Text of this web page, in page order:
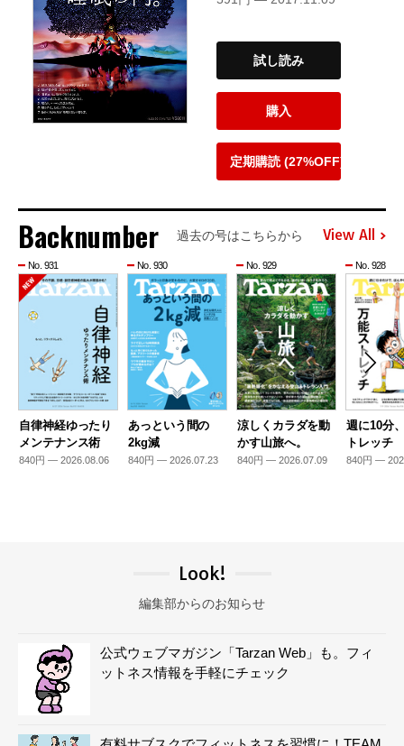
試し読み
購入
定期購読 (27%OFF)
Backnumber 過去の号はこちらから View All
No. 931
自律神経ゆったり
メンテナンス術
840円 — 2026.08.06
No. 930
あっという間の
2kg減
840円 — 2026.07.23
No. 929
涼しくカラダを動
かす山旅へ。
840円 — 2026.07.09
No. 928
週に10分
トレッチ
840円 —
Look!
編集部からのお知らせ
公式ウェブマガジン「Tarzan Web」も。フィ
ットネス情報を手軽にチェック